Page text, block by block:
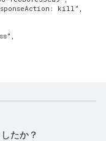
kill",
たか？